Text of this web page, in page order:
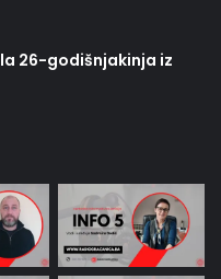
26-godišnjakinja iz